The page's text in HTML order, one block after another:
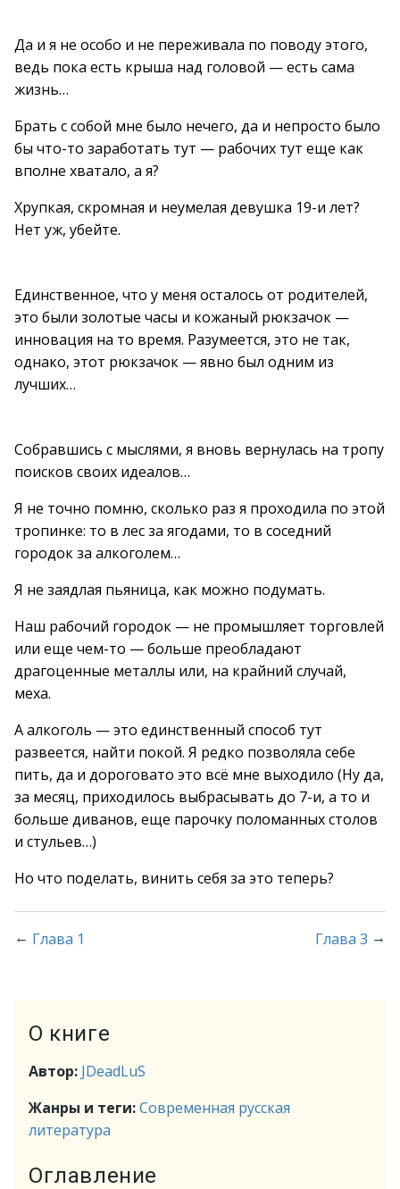
Да и я не особо и не переживала по поводу этого,
ведь пока есть крыша над головой — есть сама
жизнь…
Брать с собой мне было нечего, да и непросто было
бы что-то заработать тут — рабочих тут еще как
вполне хватало, а я?
Хрупкая, скромная и неумелая девушка 19-и лет?
Нет уж, убейте.
Единственное, что у меня осталось от родителей,
это были золотые часы и кожаный рюкзачок —
инновация на то время. Разумеется, это не так,
однако, этот рюкзачок — явно был одним из
лучших…
Собравшись с мыслями, я вновь вернулась на тропу
поисков своих идеалов…
Я не точно помню, сколько раз я проходила по этой
тропинке: то в лес за ягодами, то в соседний
городок за алкоголем…
Я не заядлая пьяница, как можно подумать.
Наш рабочий городок — не промышляет торговлей
или еще чем-то — больше преобладают
драгоценные металлы или, на крайний случай,
меха.
А алкоголь — это единственный способ тут
развеется, найти покой. Я редко позволяла себе
пить, да и дороговато это всё мне выходило (Ну да,
за месяц, приходилось выбрасывать до 7-и, а то и
больше диванов, еще парочку поломанных столов
и стульев…)
Но что поделать, винить себя за это теперь?
Глава 3 →
← Глава 1
О книге
Автор: JDeadLuS
Жанры и теги:Современная русская
литература
Оглавление